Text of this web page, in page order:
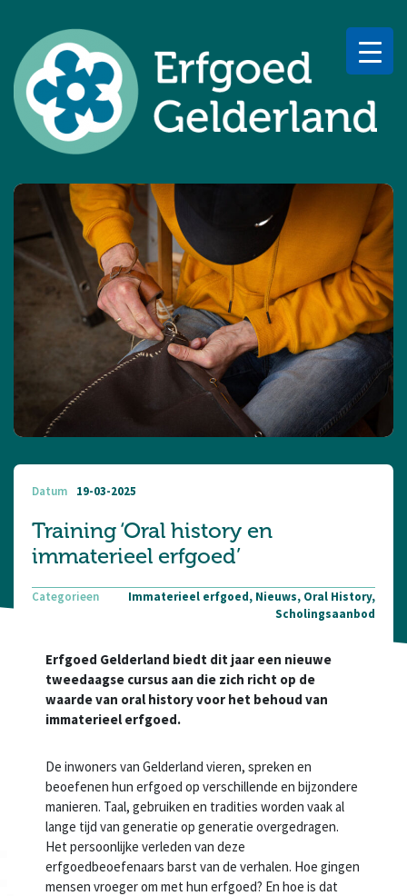
Datum 19-03-2025
Training ‘Oral history en
immaterieel erfgoed’
Categorieen
Immaterieel erfgoed, Nieuws, Oral History,
Scholingsaanbod
Erfgoed Gelderland biedt dit jaar een nieuwe
tweedaagse cursus aan die zich richt op de
waarde van oral history voor het behoud van
immaterieel erfgoed.
De inwoners van Gelderland vieren, spreken en
beoefenen hun erfgoed op verschillende en bijzondere
manieren. Taal, gebruiken en tradities worden vaak al
lange tijd van generatie op generatie overgedragen.
Het persoonlijke verleden van deze
erfgoedbeoefenaars barst van de verhalen. Hoe gingen
mensen vroeger om met hun erfgoed? En hoe is dat